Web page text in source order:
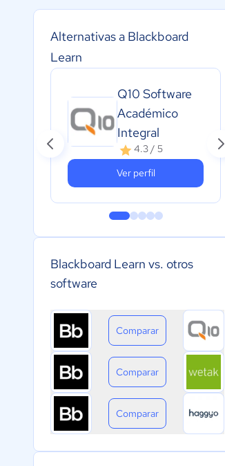
Alternativas a Blackboard
Learn
Q10 Software
Académico
Integral
4.3 / 5
Ver perfil
Blackboard Learn vs. otros
software
Comparar
Comparar
Comparar